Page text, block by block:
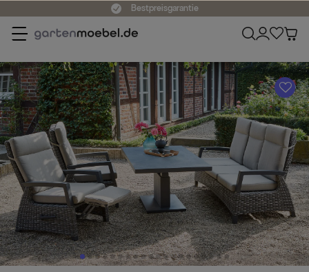
Bestpreisgarantie
A